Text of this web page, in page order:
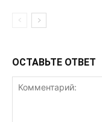
ОСТАВЬТЕ ОТВЕТ